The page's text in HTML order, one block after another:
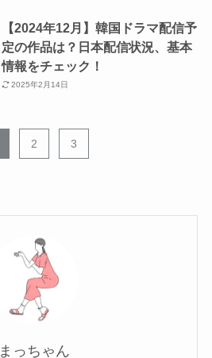
【2024年12月】韓国ドラマ配信予
定の作品は？日本配信状況、基本
情報をチェック！
2025年2月14日
2 3
まっちゃん